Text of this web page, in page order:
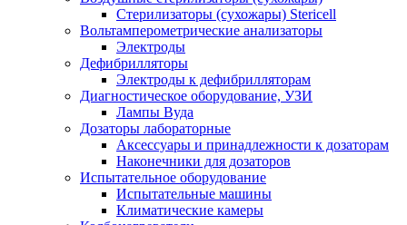
Стерилизаторы (сухожары) Stericell
Вольтамперометрические анализаторы
Электроды
Дефибрилляторы
Электроды к дефибрилляторам
Диагностическое оборудование, УЗИ
Лампы Вуда
Дозаторы лабораторные
Аксессуары и принадлежности к дозаторам
Наконечники для дозаторов
Испытательное оборудование
Испытательные машины
Климатические камеры